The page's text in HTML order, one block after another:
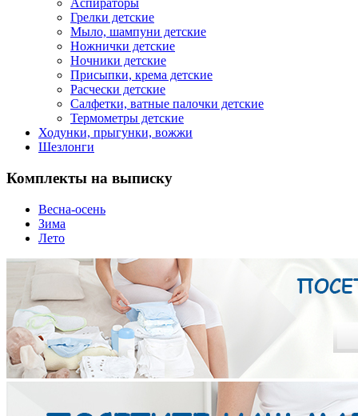
Аспираторы
Грелки детские
Мыло, шампуни детские
Ножнички детские
Ночники детские
Присыпки, крема детские
Расчески детские
Салфетки, ватные палочки детские
Термометры детские
Ходунки, прыгунки, вожжи
Шезлонги
Комплекты на выписку
Весна-осень
Зима
Лето